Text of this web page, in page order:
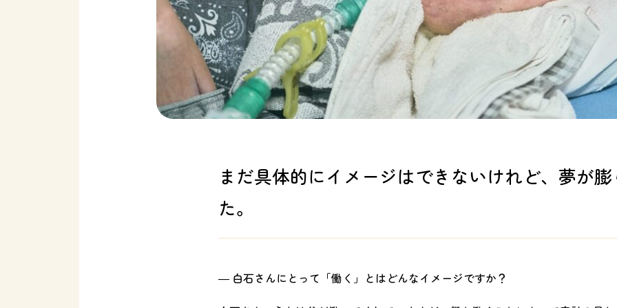
まだ具体的にイメージはできないけれど、夢が
た。
― 白石さんにとって「働く」とはどんなイメージですか？